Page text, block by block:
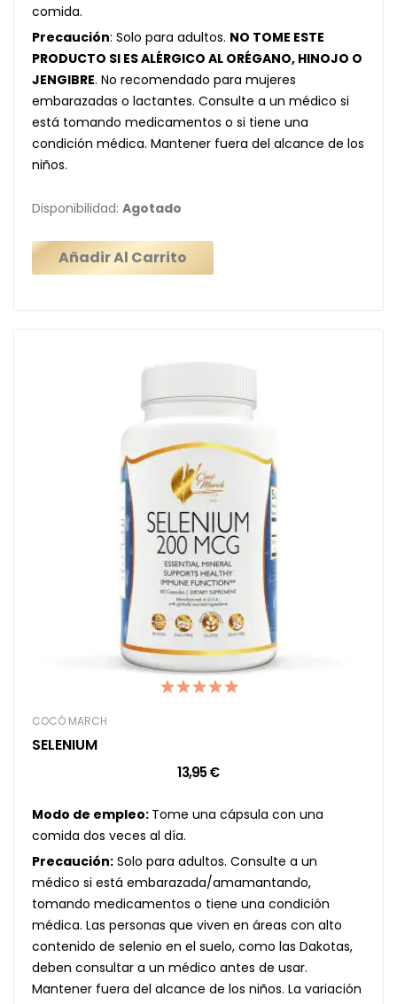
comida.
Precaución: Solo para adultos. NO TOME ESTE
PRODUCTO SI ES ALÉRGICO AL ORÉGANO, HINOJO O
JENGIBRE. No recomendado para mujeres
embarazadas o lactantes. Consulte a un médico si
está tomando medicamentos o si tiene una
condición médica. Mantener fuera del alcance de los
niños.
Disponibilidad: Agotado
Añadir Al Carrito
COCÓ MARCH
SELENIUM
13,95 €
Modo de empleo: Tome una cápsula con una
comida dos veces al día.
Precaución: Solo para adultos. Consulte a un
médico si está embarazada/amamantando,
tomando medicamentos o tiene una condición
médica. Las personas que viven en áreas con alto
contenido de selenio en el suelo, como las Dakotas,
deben consultar a un médico antes de usar.
Mantener fuera del alcance de los niños. La variación